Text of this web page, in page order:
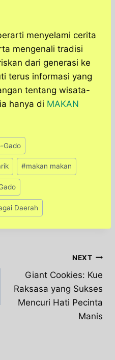
menyelami cerita
mengenali tradisi
dari generasi ke
terus informasi yang
tentang wisata-
hanya di MAKAN
Gado
#makan makan
Daerah
NEXT
Giant Cookies: Kue
Raksasa yang Sukses
Mencuri Hati Pecinta
Manis